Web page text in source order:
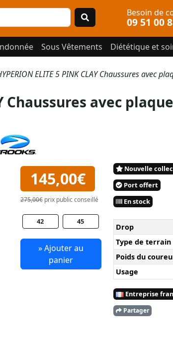
Besoin de
09 51 00
Sous Vêtements Diététique et
ELITE 5 PINK CLAY Chaussures avec
Chaussures avec plaque
145,00€
275,00€ prix public conseillé
42 45
» Ajouter au
panier
Nouvelle
Port offert
En stock
Drop
Type de terrain
Poids du
Usage
Entreprise
Partager